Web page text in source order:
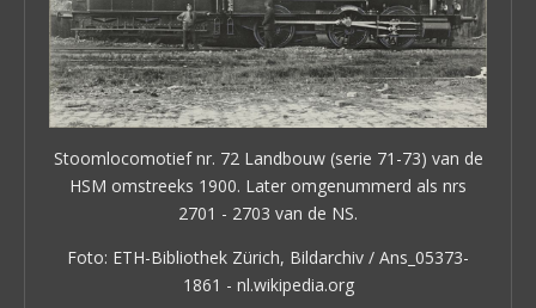
Stoomlocomotief nr. 72 Landbouw (serie 71-73) van de
HSM omstreeks 1900. Later omgenummerd als nrs
2701 - 2703 van de NS.
Foto: ETH-Bibliothek Zürich, Bildarchiv / Ans_05373-
1861 - nl.wikipedia.org